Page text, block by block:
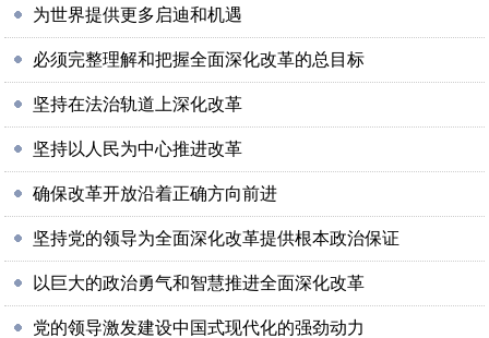
为世界提供更多启迪和机遇
必须完整理解和把握全面深化改革的总目标
坚持在法治轨道上深化改革
坚持以人民为中心推进改革
确保改革开放沿着正确方向前进
坚持党的领导为全面深化改革提供根本政治保证
以巨大的政治勇气和智慧推进全面深化改革
党的领导激发建设中国式现代化的强劲动力